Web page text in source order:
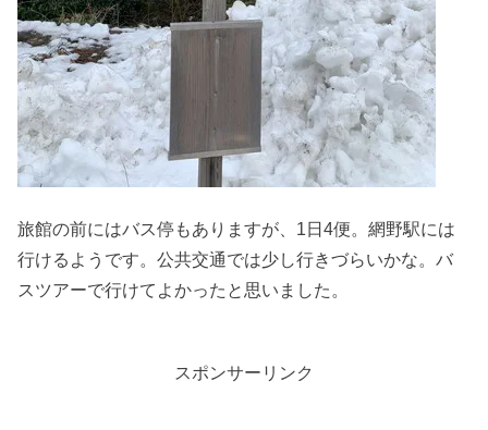
旅館の前にはバス停もありますが、1日4便。網野駅には
行けるようです。公共交通では少し行きづらいかな。バ
スツアーで行けてよかったと思いました。
スポンサーリンク